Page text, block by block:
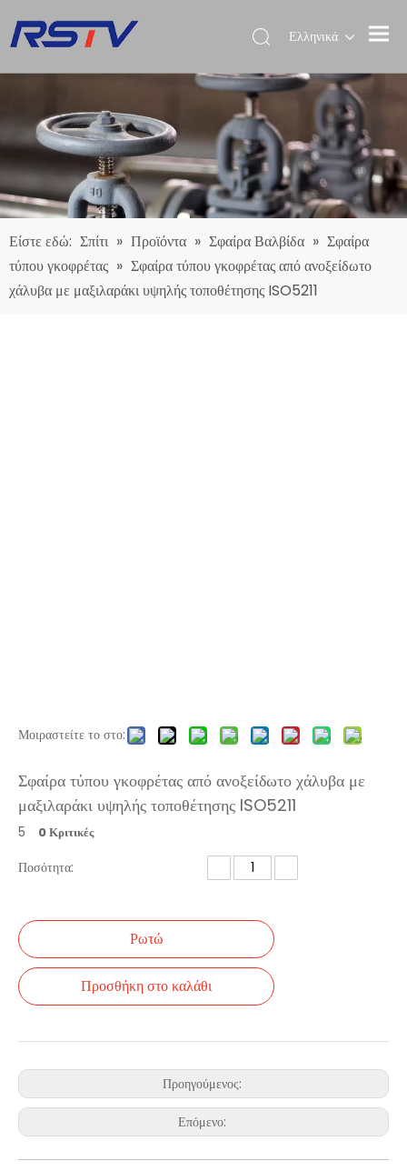
Ελληνικά
Είστε εδώ: Σπίτι » Προϊόντα » Σφαίρα Βαλβίδα » Σφαίρα
τύπου γκοφρέτας » Σφαίρα τύπου γκοφρέτας από ανοξείδωτο
χάλυβα με μαξιλαράκι υψηλής τοποθέτησης ISO5211
Μοιραστείτε το στο:
Σφαίρα τύπου γκοφρέτας από ανοξείδωτο χάλυβα με
μαξιλαράκι υψηλής τοποθέτησης ISO5211
5 0 Κριτικές
Ποσότητα:
Ρωτώ
Προσθήκη στο καλάθι
Προηγούμενος:
Επόμενο: